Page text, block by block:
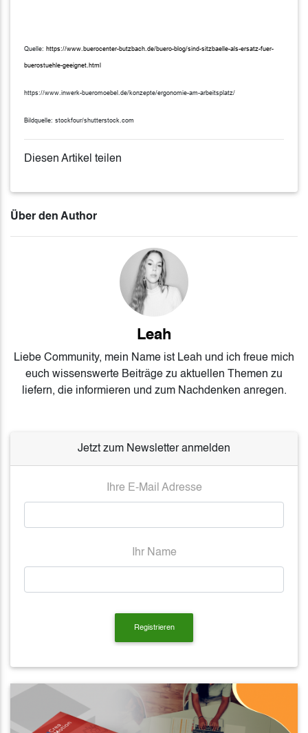
Quelle: https://www.buerocenter-butzbach.de/buero-blog/sind-sitzbaelle-als-ersatz-fuer-
buerostuehle-geeignet.html
https://www.inwerk-bueromoebel.de/konzepte/ergonomie-am-arbeitsplatz/
Bildquelle: stockfour/shutterstock.com
Diesen Artikel teilen
Über den Author
Leah
Liebe Community, mein Name ist Leah und ich freue mich
euch wissenswerte Beiträge zu aktuellen Themen zu
liefern, die informieren und zum Nachdenken anregen.
Jetzt zum Newsletter anmelden
Ihre E-Mail Adresse
Ihr Name